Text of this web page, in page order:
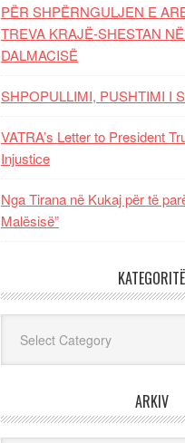
PËR SHPËRNGULJEN E
TREVA KRAJË-SHESTAN
DALMACISË
SHPOPULLIMI, PUSHTIMI I
VATRA’s Letter to President
Injustice
Nga Tirana në Kukaj për të
Malësisë”
KATEGORITË
ARKIV